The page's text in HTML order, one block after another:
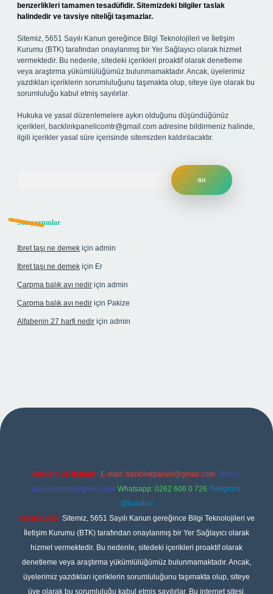
benzerlikleri tamamen tesadüfidir. Sitemizdeki bilgiler taslak
halindedir ve tavsiye niteliği taşımazlar.
Sitemiz, 5651 Sayılı Kanun gereğince Bilgi Teknolojileri ve İletişim
Kurumu (BTK) tarafından onaylanmış bir Yer Sağlayıcı olarak hizmet
vermektedir. Bu nedenle, sitedeki içerikleri proaktif olarak denetleme
veya araştırma yükümlülüğümüz bulunmamaktadır. Ancak, üyelerimiz
yazdıkları içeriklerin sorumluluğunu taşımakta olup, siteye üye olarak bu
sorumluluğu kabul etmiş sayılırlar.
Hukuka ve yasal düzenlemelere aykırı olduğunu düşündüğünüz
içerikleri, backlinkpanelicomtr@gmail.com adresine bildirmeniz halinde,
ilgili içerikler yasal süre içerisinde sitemizden kaldırılacaktır.
Son yorumlar
Ibret taşı ne demek için admin
Ibret taşı ne demek için Er
Çarpma balık avı nedir için admin
Çarpma balık avı nedir için Pakize
Alfabenin 27 harfi nedir için admin
Reklam ve İletişim: E-mail: backlinkpaneli@gmail.com Teams:
forumhizmeti@gmail.com Whatsapp: 0262 606 0 726 Telegram:
@karabul
Yasal Uyarı: Sitemiz, 5651 Sayılı Kanun gereğince Bilgi Teknolojileri ve
İletişim Kurumu (BTK) tarafından onaylanmış bir Yer Sağlayıcı olarak
hizmet vermektedir. Bu nedenle, sitedeki içerikleri proaktif olarak
denetleme veya araştırma yükümlülüğümüz bulunmamaktadır. Ancak,
üyelerimiz yazdıkları içeriklerin sorumluluğunu taşımakta olup, siteye
üye olarak bu sorumluluğu kabul etmiş sayılırlar. Bu internet sitesi,